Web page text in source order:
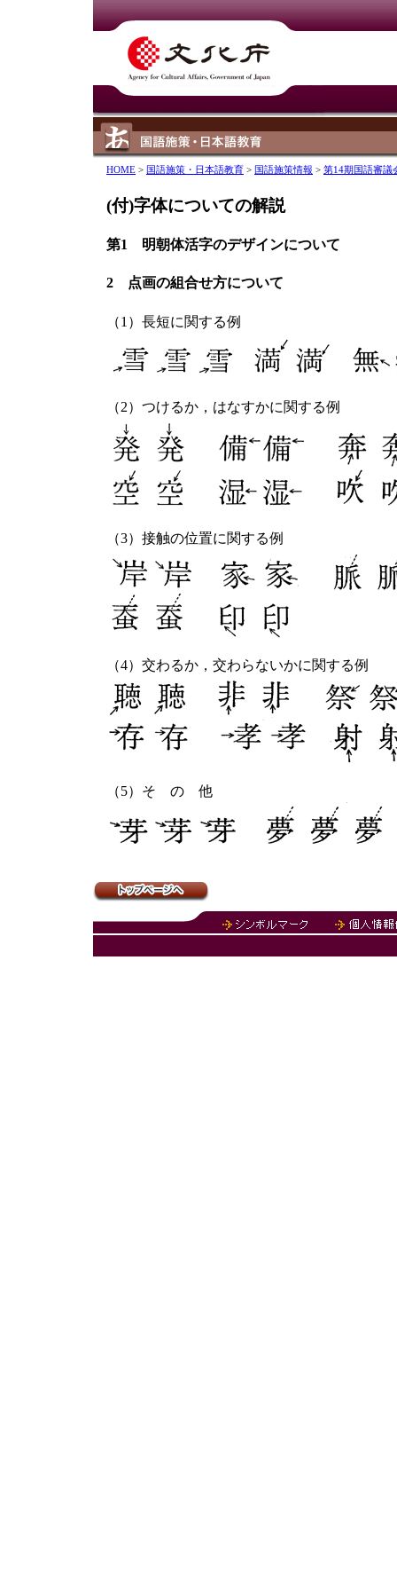
HOME > 国語施策・日本語教育 > 国語施策情報 > 第14期国語審議
(付)字体についての解説
第1 明朝体活字のデザインについて
2 点画の組合せ方について
（1）長短に関する例
（2）つけるか，はなすかに関する例
（3）接触の位置に関する例
（4）交わるか，交わらないかに関する例
（5）そ の 他